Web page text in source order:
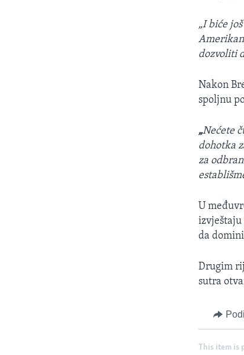
„I biće
dozvoliti
Nakon
spoljnu
„Nećete
dohotka
za
U
izvještaju
da
Drugim
sutra
This item is